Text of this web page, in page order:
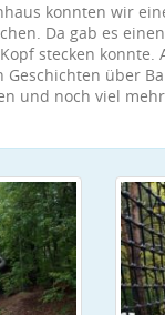
konnten wir
Da gab es
stecken konnte.
Geschichten über
und noch viel